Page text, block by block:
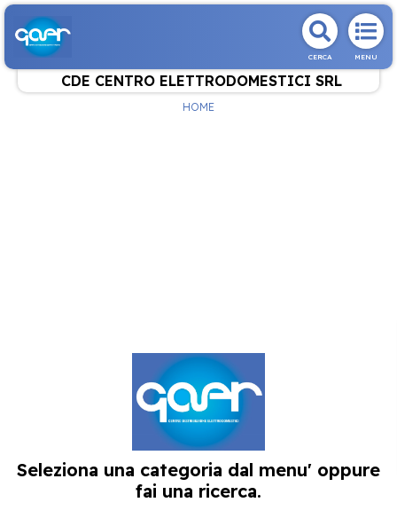
CERCA MENU
CDE CENTRO ELETTRODOMESTICI SRL
HOME
Seleziona una categoria dal menu' oppure
fai una ricerca.